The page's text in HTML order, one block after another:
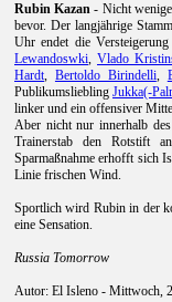
Rubin Kazan - Nicht
bevor. Der langjährige
Uhr endet die
Lewandoswki, Vlado
Hardt, Bertoldo Birindelli,
Publikumsliebling Jukka(-
linker und ein offensiver
Aber nicht nur innerhalb
Trainerstab den Rotstift
Sparmaßnahme erhofft sich
Linie frischen Wind.
Sportlich wird Rubin in der
eine Sensation.
Russia Tomorrow
Autor: El Isleno - Mittwoch,